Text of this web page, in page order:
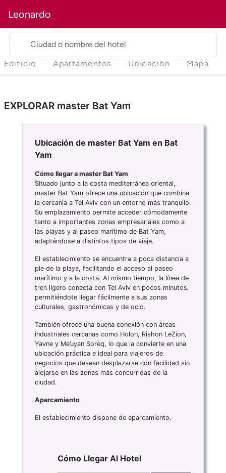
Leonardo
Ciudad o nombre del hotel
Edificio Apartamentos Ubicación Mapa
EXPLORAR master Bat Yam
Ubicación de master Bat Yam en Bat
Yam
Cómo llegar a master Bat Yam
Situado junto a la costa mediterránea oriental,
master Bat Yam ofrece una ubicación que combina
la cercanía a Tel Aviv con un entorno más tranquilo.
Su emplazamiento permite acceder cómodamente
tanto a importantes zonas empresariales como a
las playas y al paseo marítimo de Bat Yam,
adaptándose a distintos tipos de viaje.
El establecimiento se encuentra a poca distancia a
pie de la playa, facilitando el acceso al paseo
marítimo y a la costa. Al mismo tiempo, la línea de
tren ligero conecta con Tel Aviv en pocos minutos,
permitiéndote llegar fácilmente a sus zonas
culturales, gastronómicas y de ocio.
También ofrece una buena conexión con áreas
industriales cercanas como Holon, Rishon LeZion,
Yavne y Me’uyan Soreq, lo que la convierte en una
ubicación práctica e ideal para viajeros de
negocios que desean desplazarse con facilidad sin
alojarse en las zonas más concurridas de la
ciudad.
Aparcamiento
El establecimiento dispone de aparcamiento.
Cómo Llegar Al Hotel